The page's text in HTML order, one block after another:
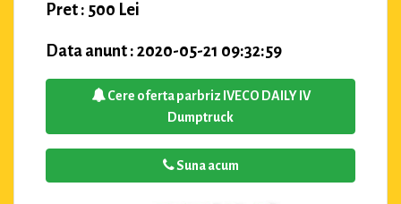
Pret : 500 Lei
Data anunt : 2020-05-21 09:32:59
Cere oferta parbriz IVECO DAILY IV
Dumptruck
Suna acum